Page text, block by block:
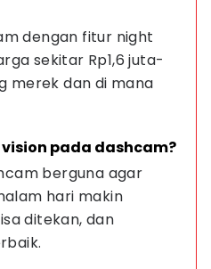
dengan fitur night
sekitar Rp1,6 juta-
merek dan di mana
pada dashcam?
berguna agar
hari makin
ditekan, dan